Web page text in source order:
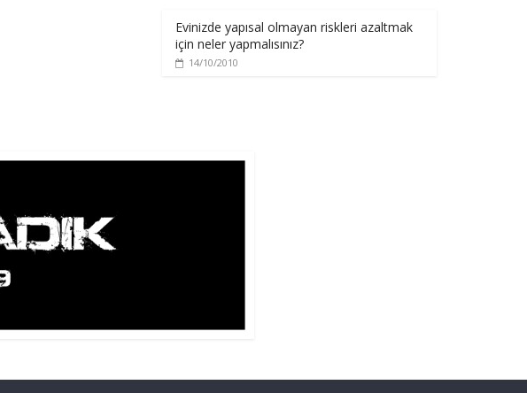
Evinizde yapısal olmayan riskleri azaltmak
için neler yapmalısınız?
14/10/2010